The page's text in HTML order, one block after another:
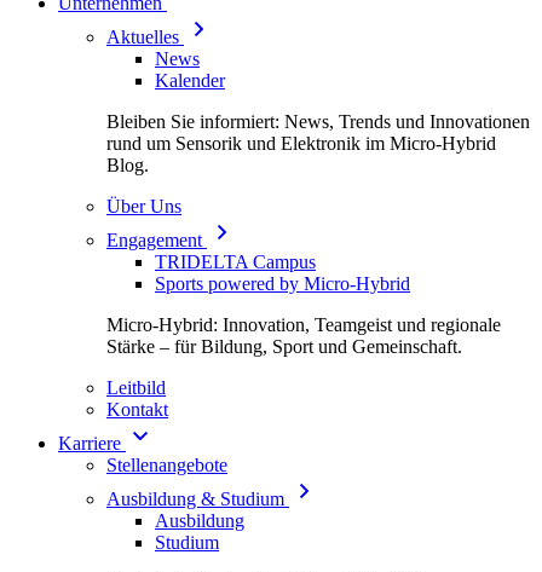
Aktuelles
News
Kalender
Bleiben Sie informiert: News, Trends und Innovationen
rund um Sensorik und Elektronik im Micro-Hybrid
Blog.
Über Uns
Engagement
TRIDELTA Campus
Sports powered by Micro-Hybrid
Micro-Hybrid: Innovation, Teamgeist und regionale
Stärke – für Bildung, Sport und Gemeinschaft.
Leitbild
Kontakt
Karriere
Stellenangebote
Ausbildung & Studium
Ausbildung
Studium